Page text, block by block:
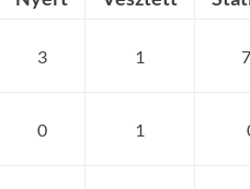
3 1
0 1